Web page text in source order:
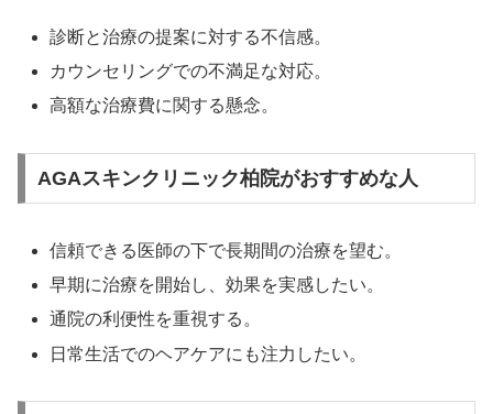
診断と治療の提案に対する不信感。
カウンセリングでの不満足な対応。
高額な治療費に関する懸念。
AGAスキンクリニック柏院がおすすめな人
信頼できる医師の下で長期間の治療を望む。
早期に治療を開始し、効果を実感したい。
通院の利便性を重視する。
日常生活でのヘアケアにも注力したい。